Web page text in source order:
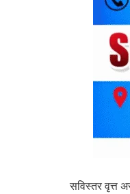
सविस्तर वृत्त